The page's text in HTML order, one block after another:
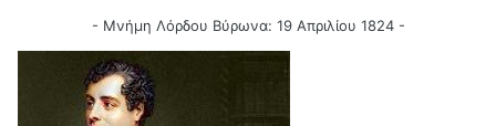
- Μνήμη Λόρδου Βύρωνα: 19 Απριλίου 1824 -